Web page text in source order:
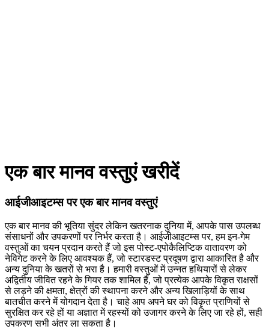
एक बार मानव वस्तुएं खरीदें
आईजीआइटम्स पर एक बार मानव वस्तुएं
एक बार मानव की भूतिया सुंदर लेकिन खतरनाक दुनिया में, आपके पास उपलब्ध
संसाधनों और उपकरणों पर निर्भर करता है। आईजीआइटम्स पर, हम इन-गेम
वस्तुओं का चयन प्रदान करते हैं जो इस पोस्ट-एपोकैलिप्टिक वातावरण को
नेविगेट करने के लिए आवश्यक हैं, जो स्टारडस्ट प्रदूषण द्वारा आकारित है और
अन्य दुनिया के खतरों से भरा है। हमारी वस्तुओं में उन्नत हथियारों से लेकर
अद्वितीय जीवित रहने के गियर तक शामिल हैं, जो प्रत्येक आपके विकृत राक्षसों
से लड़ने की क्षमता, क्षेत्रों की स्थापना करने और अन्य खिलाड़ियों के साथ
बातचीत करने में योगदान देता है। चाहे आप अपने घर को विकृत प्राणियों से
सुरक्षित कर रहे हों या अज्ञात में रहस्यों को उजागर करने के लिए जा रहे हों, सही
उपकरण सभी अंतर ला सकता है।